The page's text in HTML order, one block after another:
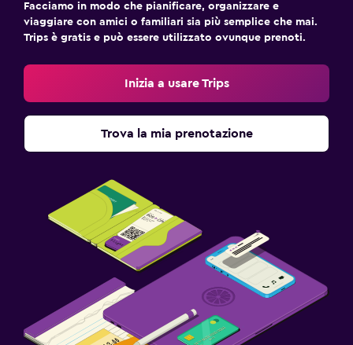
Facciamo in modo che pianificare, organizzare e
viaggiare con amici o familiari sia più semplice che mai.
Trips è gratis e può essere utilizzato ovunque prenoti.
Inizia a usare Trips
Trova la mia prenotazione